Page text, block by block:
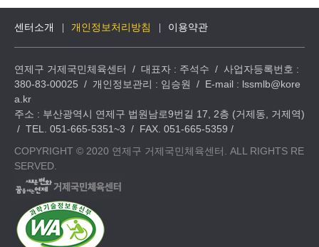
센터소개 개인정보처리방침 이용약관
연제구 거제국민체육센터 / 대표자 : 주석수 / 사업자등록번호 :
380-83-00025 / 개인정보관리 : 임승원 / E-mail : lssmlb@kore
a.kr
주소 : 부산광역시 연제구 법원남로9번길 17, 2층 (거제동, 거제역)
/ TEL. 051-665-5351~3 / FAX. 051-665-5359 /
COPYRIGHT © 2020 연제구 거제국민체육센터. ALL RIGHTS RE
SERVED.